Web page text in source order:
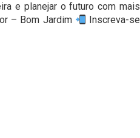
e planejar o futuro com mais
– Bom Jardim
Inscreva-se